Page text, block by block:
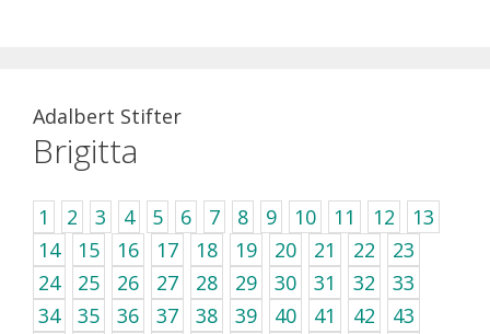
Adalbert Stifter
Brigitta
1 2 3 4 5 6 7 8 9 10 11 12
13
14
15 16 17 18 19 20 21 22
23
24
25 26 27 28 29 30 31 32
33
34
35 36 37 38 39 40 41 42
43